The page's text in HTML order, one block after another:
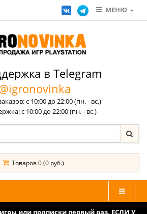
МЕНЮ
в Telegram
с 10:00 до 22:00 (пн. - вс.)
с 10:00 до 22:00 (пн. - вс.)
Товаров 0 (0 руб.)